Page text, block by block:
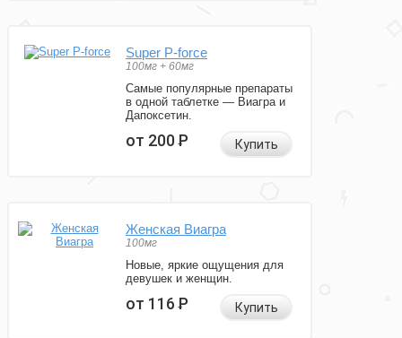
Super P-force
100мг + 60мг
Самые популярные препараты
в одной таблетке — Виагра и
Дапоксетин.
от 200Р Купить
Женская Виагра
100мг
Новые, яркие ощущения для
девушек и женщин.
от 116Р Купить